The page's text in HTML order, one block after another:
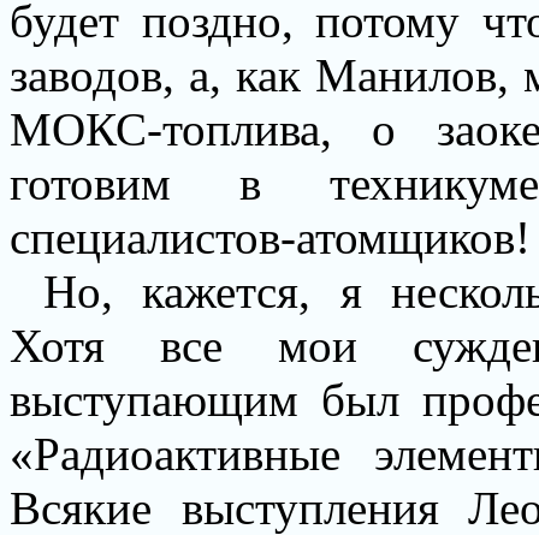
будет поздно, потому
заводов, а, как
МОКС-топлива, о
готовим в
специалистов-атомщиков!
Но, кажется, я
Хотя все мои
выступающим был
«Радиоактивные
Всякие выступления